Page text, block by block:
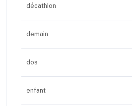
décathlon
demain
dos
enfant